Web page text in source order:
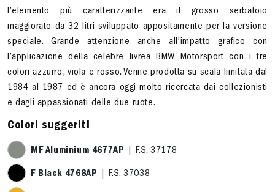
l’elemento più caratterizzante era il grosso serbatoio
maggiorato da 32 litri sviluppato appositamente per la versione
speciale. Grande attenzione anche all’impatto grafico con
l’applicazione della celebre livrea BMW Motorsport con i tre
colori azzurro, viola e rosso. Venne prodotta su scala limitata dal
1984 al 1987 ed è ancora oggi molto ricercata dai collezionisti
e dagli appassionati delle due ruote.
Colori suggeriti
MF Aluminium 4677AP | F.S. 37178
F Black 4768AP | F.S. 37038